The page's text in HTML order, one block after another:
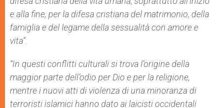
e alla fine, per la difesa cristiana del matrimonio, della
famiglia e del legame della sessualità con amore e
vita”.
“In questi conflitti culturali si trova l’origine della
maggior parte dell’odio per Dio e per la religione,
mentre i nuovi atti di violenza di una minoranza di
terroristi islamici hanno dato ai laicisti occidentali